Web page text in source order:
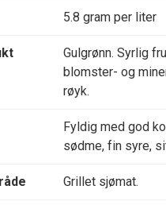
5.8 gram per liter
Gulgrønn. Syrlig
blomster- og
røyk.
Fyldig med god
sødme, fin syre,
Grillet sjømat.